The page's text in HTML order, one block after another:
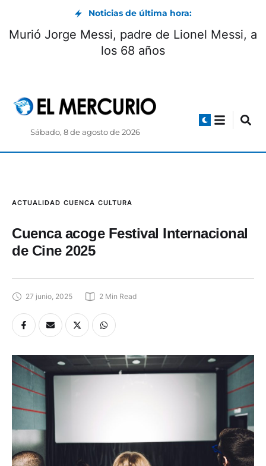
Noticias de última hora:
del
Murió Jorge Messi, padre de
Sábado, 8 de agosto de 2026
ACTUALIDAD CUENCA CULTURA
Cuenca acoge Festival Internacional
de Cine 2025
27 junio, 2025 2 Min Read